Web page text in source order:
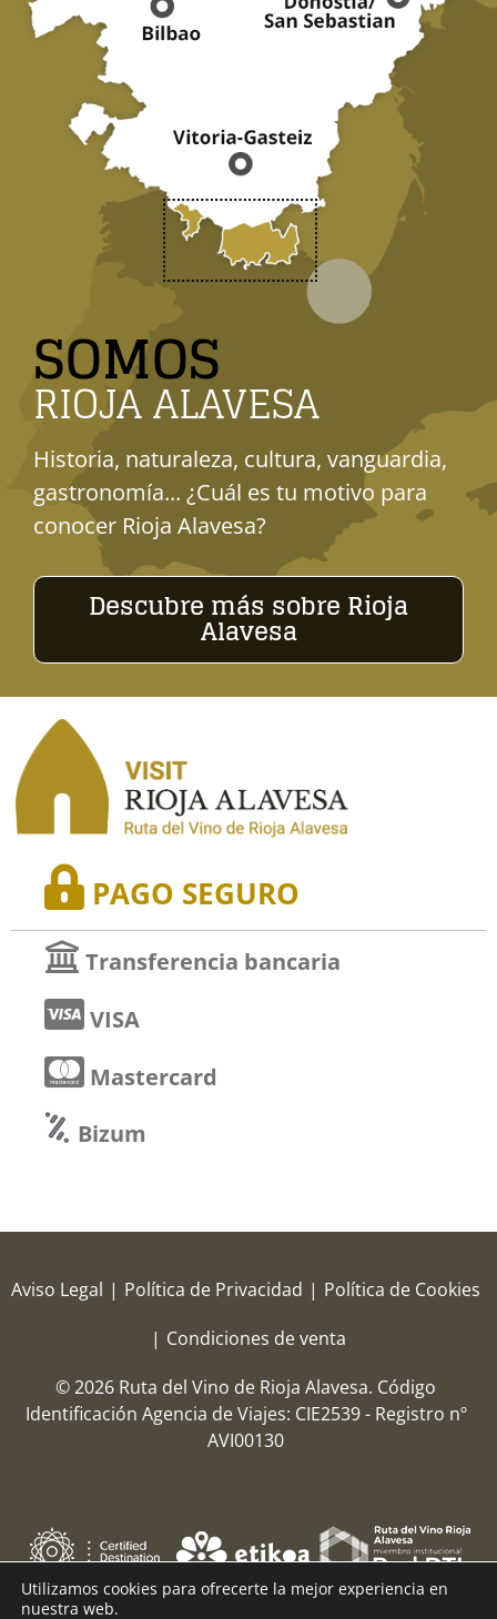
SOMOS
RIOJA ALAVESA
Historia, naturaleza, cultura, vanguardia,
gastronomía... ¿Cuál es tu motivo para
conocer Rioja Alavesa?
Descubre más sobre Rioja
Alavesa
PAGO SEGURO
Transferencia bancaria
VISA
Mastercard
Bizum
Aviso Legal | Política de Privacidad | Política de Cookies
| Condiciones de venta
© 2026 Ruta del Vino de Rioja Alavesa. Código
Identificación Agencia de Viajes: CIE2539 - Registro nº
AVI00130
Utilizamos cookies para ofrecerte la mejor experiencia en
nuestra web.